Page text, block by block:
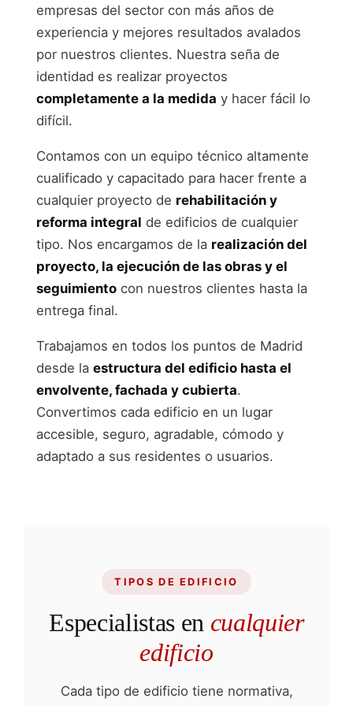
empresas del sector con más años de
experiencia y mejores resultados avalados
por nuestros clientes. Nuestra seña de
identidad es realizar proyectos
completamente a la medida y hacer fácil lo
difícil.
Contamos con un equipo técnico altamente
cualificado y capacitado para hacer frente a
cualquier proyecto de rehabilitación y
reforma integral de edificios de cualquier
tipo. Nos encargamos de la realización del
proyecto, la ejecución de las obras y el
seguimiento con nuestros clientes hasta la
entrega final.
Trabajamos en todos los puntos de Madrid
desde la estructura del edificio hasta el
envolvente, fachada y cubierta.
Convertimos cada edificio en un lugar
accesible, seguro, agradable, cómodo y
adaptado a sus residentes o usuarios.
TIPOS DE EDIFICIO
Especialistas en cualquier
edificio
Cada tipo de edificio tiene normativa,